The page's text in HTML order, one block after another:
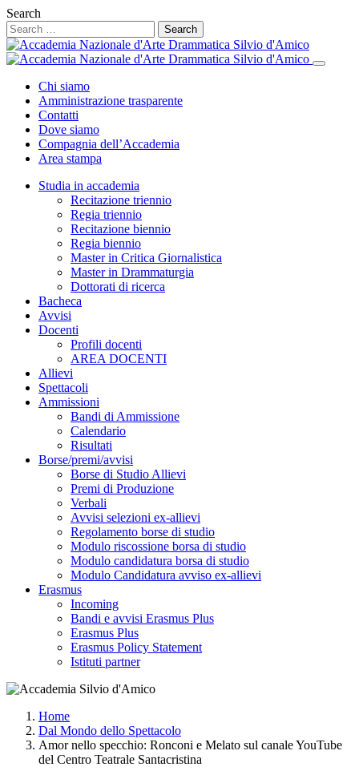
Search
Chi siamo
Amministrazione trasparente
Contatti
Dove siamo
Compagnia dell’Accademia
Area stampa
Studia in accademia
Recitazione triennio
Regia triennio
Recitazione biennio
Regia biennio
Master in Critica Giornalistica
Master in Drammaturgia
Dottorati di ricerca
Bacheca
Avvisi
Docenti
Profili docenti
AREA DOCENTI
Allievi
Spettacoli
Ammissioni
Bandi di Ammissione
Calendario
Risultati
Borse/premi/avvisi
Borse di Studio Allievi
Premi di Produzione
Verbali
Avvisi selezioni ex-allievi
Regolamento borse di studio
Modulo riscossione borsa di studio
Modulo candidatura borsa di studio
Modulo Candidatura avviso ex-allievi
Erasmus
Incoming
Bandi e avvisi Erasmus Plus
Erasmus Plus
Erasmus Policy Statement
Istituti partner
Home
Dal Mondo dello Spettacolo
Amor nello specchio: Ronconi e Melato sul canale YouTube
del Centro Teatrale Santacristina